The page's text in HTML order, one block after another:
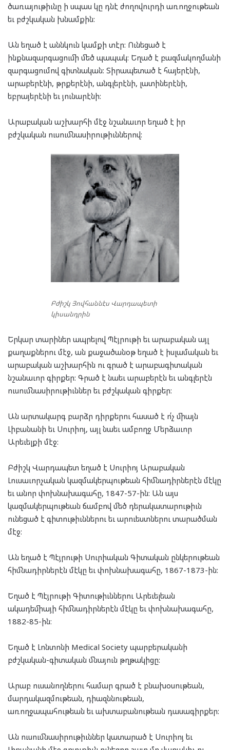
ծառայութիւնը ի սպաս կը դնէ ժողովուրդի առողջութեան
եւ բժշկական խնամքին:
Ան եղած է աննկուն կամքի տէր: Ունեցած է
ինքնազարգացումի մեծ պապակ: Եղած է բազմակողմանի
զարգացումով գիտնական: Տիրապետած է հայերէնի,
արաբերէնի, թրքերէնի, անգլերէնի, լատիներէնի,
եբրայերէնի եւ յունարէնի:
Արաբական աշխարհի մէջ նշանաւոր եղած է իր
բժշկական ուսումնասիրութիւններով:
Բժիշկ Յովհաննէս Վարդապետի
կիսանդրին
Երկար տարիներ ապրելով Պէյրութի եւ արաբական այլ
քաղաքներու մէջ, ան քաջածանօթ եղած է իսլամական եւ
արաբական աշխարհին ու գրած է արաբագիտական
նշանաւոր գիրքեր: Գրած է նաեւ արաբերէն եւ անգլերէն
ուսումնասիրութիւններ եւ բժշկական գիրքեր:
Ան արտակարգ բարձր դիրքերու հասած է ո՛չ միայն
Լիբանանի եւ Սուրիոյ, այլ նաեւ ամբողջ Մերձաւոր
Արեւելքի մէջ:
Բժիշկ Վարդապետ եղած է Սուրիոյ Արաբական
Լուսաւորչական կազմակերպութեան հիմնադիրներէն մէկը
եւ անոր փոխնախագահը, 1847-57-ին: Ան այս
կազմակերպութեան ճամբով մեծ դերակատարութիւն
ունեցած է գիտութիւններու եւ արուեստներու տարածման
մէջ:
Ան եղած է Պէյրութի Սուրիական Գիտական ընկերութեան
հիմնադիրներէն մէկը եւ փոխնախագահը, 1867-1873-ին:
Եղած է Պէյրութի Գիտութիւններու Արեւելեան
ակադեմիայի հիմնադիրներէն մէկը եւ փոխնախագահը,
1882-85-ին։
Եղած է Լոնտոնի Medical Society պարբերականի
բժշկական-գիտական մնայուն թղթակիցը:
Արաբ ուսանողներու համար գրած է բնախօսութեան,
մարդակազմութեան, դիազննութեան,
առողջապահութեան եւ ախտաբանութեան դասագիրքեր:
Ան ուսումնասիրութիւններ կատարած է Սուրիոյ եւ